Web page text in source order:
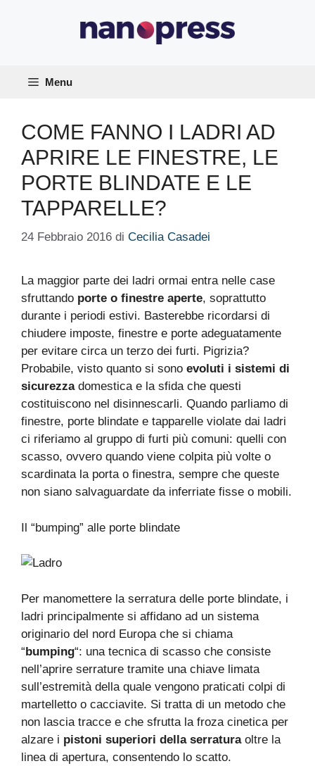
Menu
COME FANNO I LADRI AD
APRIRE LE FINESTRE, LE
PORTE BLINDATE E LE
TAPPARELLE?
24 Febbraio 2016 di Cecilia Casadei
La maggior parte dei ladri ormai entra nelle case
sfruttando porte o finestre aperte, soprattutto
durante i periodi estivi. Basterebbe ricordarsi di
chiudere imposte, finestre e porte adeguatamente
per evitare circa un terzo dei furti. Pigrizia?
Probabile, visto quanto si sono evoluti i sistemi di
sicurezzadomestica e la sfida che questi
costituiscono nel disinnescarli. Quando parliamo di
finestre, porte blindate e tapparelle violate dai ladri
ci riferiamo al gruppo di furti più comuni: quelli con
scasso, ovvero quando viene colpita più volte o
scardinata la porta o finestra, sempre che queste
non siano salvaguardate da inferriate fisse o mobili.
Il “bumping” alle porte blindate
Per manomettere la serratura delle porte blindate, i
ladri principalmente si affidano ad un sistema
originario del nord Europa che si chiama
“bumping“: una tecnica di scasso che consiste
nell’aprire serrature tramite una chiave limata
sull’estremità della quale vengono praticati colpi di
martelletto o cacciavite. Si tratta di un metodo che
non lascia tracce e che sfrutta la froza cinetica per
alzare i pistoni superiori della serraturaoltre la
linea di apertura, consentendo lo scatto.